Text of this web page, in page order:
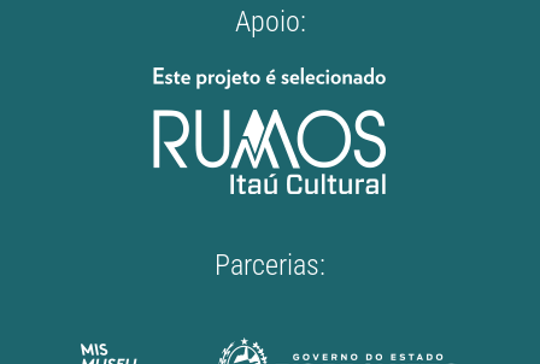
Apoio:
Parcerias: